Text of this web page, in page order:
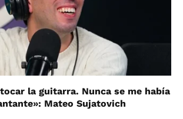
la guitarra. Nunca se me había
Mateo Sujatovich